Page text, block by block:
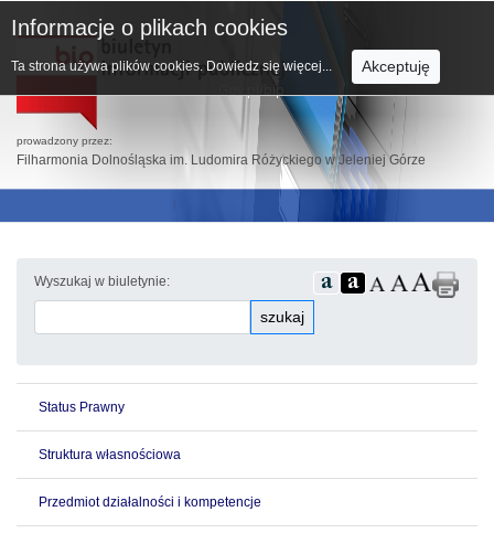
prowadzony przez:
Filharmonia Dolnośląska im. Ludomira Różyckiego w Jeleniej Górze
Wyszukaj w biuletynie:
szukaj
Status Prawny
Struktura własnościowa
Przedmiot działalności i kompetencje
Informacje o plikach cookies
Ta strona używa plików cookies. Dowiedz się więcej... Akceptuję